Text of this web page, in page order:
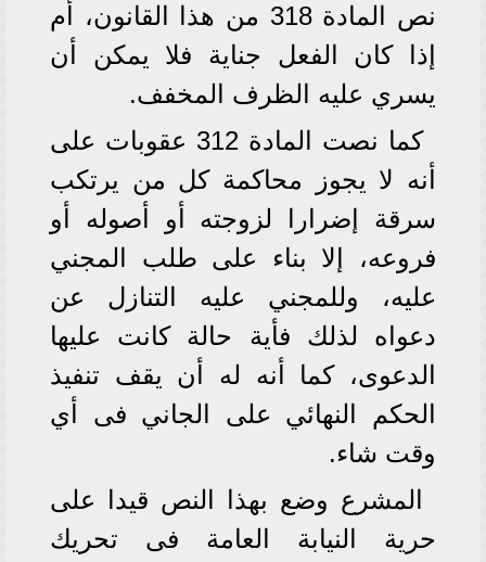
نص المادة 318 من هذا القانون، أم
إذا كان الفعل جناية فلا يمكن أن
يسري عليه الظرف المخفف.
كما نصت المادة 312 عقوبات على
أنه لا يجوز محاكمة كل من يرتكب
سرقة إضرارا لزوجته أو أصوله أو
فروعه، إلا بناء على طلب المجني
عليه، وللمجني عليه التنازل عن
دعواه لذلك فأية حالة كانت عليها
الدعوى، كما أنه له أن يقف تنفيذ
الحكم النهائي على الجاني فى أي
وقت شاء.
المشرع وضع بهذا النص قيدا على
حرية النيابة العامة فى تحريك